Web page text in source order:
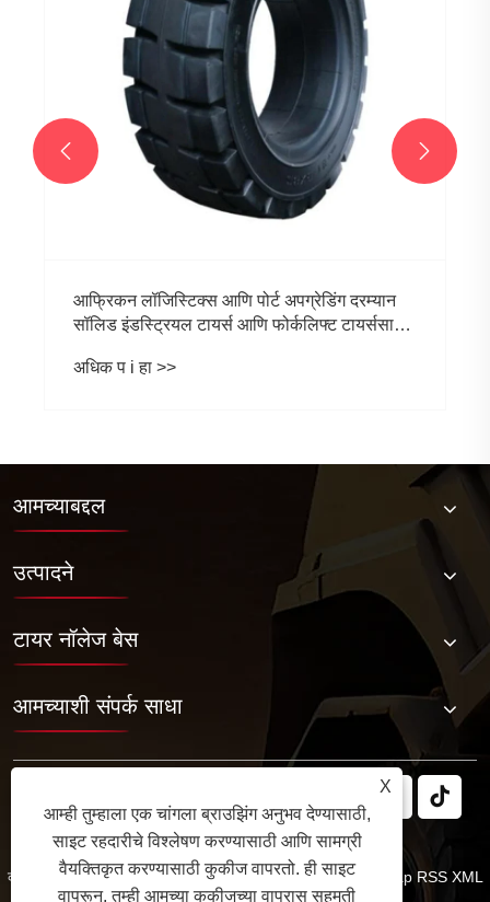
आफ्रिकन लॉजिस्टिक्स आणि पोर्ट अपग्रेडिंग दरम्यान
सॉलिड इंडस्ट्रियल टायर्स आणि फोर्कलिफ्ट टायर्ससाठी
अधिक प i हा >>
 
आमच्याबद्दल
उत्पादने
टायर नॉलेज बेस
आमच्याशी संपर्क साधा
कॉपीराइट © 2025 जबिल रबर कं, लि. सर्व हक्क राखीव.Links Sitemap RSS XML
X
आम्ही तुम्हाला एक चांगला ब्राउझिंग अनुभव देण्यासाठी,
साइट रहदारीचे विश्लेषण करण्यासाठी आणि सामग्री
वैयक्तिकृत करण्यासाठी कुकीज वापरतो. ही साइट
वापरून, तुम्ही आमच्या कुकीजच्या वापरास सहमती